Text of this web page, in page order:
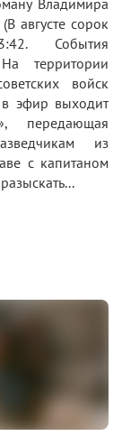
Владимира
августе сорок
События
территории
войск
в эфир выходит
передающая
из
с капитаном